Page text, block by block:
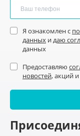
Я ознакомлен с
данных идаю
данных
Предоставляю
новостей, акций